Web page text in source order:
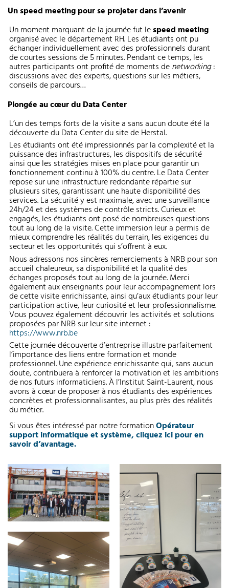
Un speed meeting pour se projeter dans l’avenir
Un moment marquant de la journée fut lespeed meeting
organisé avec le département RH. Les étudiants ont pu
échanger individuellement avec des professionnels durant
de courtes sessions de 5 minutes. Pendant ce temps, les
autres participants ont profité de moments denetworking:
discussions avec des experts, questions sur les métiers,
conseils de parcours…
Plongée au cœur du Data Center
L’un des temps forts de la visite a sans aucun doute été la
découverte du Data Center du site de Herstal.
Les étudiants ont été impressionnés par la complexité et la
puissance des infrastructures, les dispositifs de sécurité
ainsi que les stratégies mises en place pour garantir un
fonctionnement continu à 100% du centre. Le Data Center
repose sur une infrastructure redondante répartie sur
plusieurs sites, garantissant une haute disponibilité des
services. La sécurité y est maximale, avec une surveillance
24h/24 et des systèmes de contrôle stricts. Curieux et
engagés, les étudiants ont posé de nombreuses questions
tout au long de la visite. Cette immersion leur a permis de
mieux comprendre les réalités du terrain, les exigences du
secteur et les opportunités qui s’offrent à eux.
Nous adressons nos sincères remerciements à NRB pour son
accueil chaleureux, sa disponibilité et la qualité des
échanges proposés tout au long de la journée. Merci
également aux enseignants pour leur accompagnement lors
de cette visite enrichissante, ainsi qu’aux étudiants pour leur
participation active, leur curiosité et leur professionnalisme.
Vous pouvez également découvrir les activités et solutions
proposées par NRB sur leur site internet :
https://www.nrb.be
Cette journée découverte d’entreprise illustre parfaitement
l’importance des liens entre formation et monde
professionnel. Une expérience enrichissante qui, sans aucun
doute, contribuera à renforcer la motivation et les ambitions
de nos futurs informaticiens. À l’Institut Saint-Laurent, nous
avons à cœur de proposer à nos étudiants des expériences
concrètes et professionnalisantes, au plus près des réalités
du métier.
Si vous êtes intéressé par notre formationOpérateur
support informatique et système, cliquez ici pour en
savoir d’avantage.